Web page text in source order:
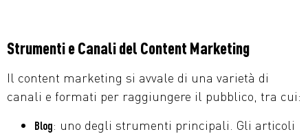
Strumenti e Canali del Content Marketing
Il content marketing si avvale di una varietà di
canali e formati per raggiungere il pubblico, tra cui:
Blog: uno degli strumenti principali. Gli articoli